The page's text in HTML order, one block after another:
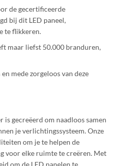
de gecertificeerde
bij dit LED paneel,
te flikkeren.
maar liefst 50.000 branduren,
mede zorgeloos van deze
gecreëerd om naadloos samen
je verlichtingssysteem. Onze
om je te helpen de
voor elke ruimte te creëren. Met